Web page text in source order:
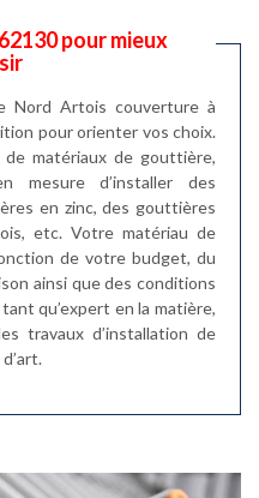
pour mieux
Nord Artois couverture à
pour orienter vos choix.
matériaux de gouttière,
mesure d’installer des
en zinc, des gouttières
etc. Votre matériau de
de votre budget, du
ainsi que des conditions
qu’expert en la matière,
travaux d’installation de